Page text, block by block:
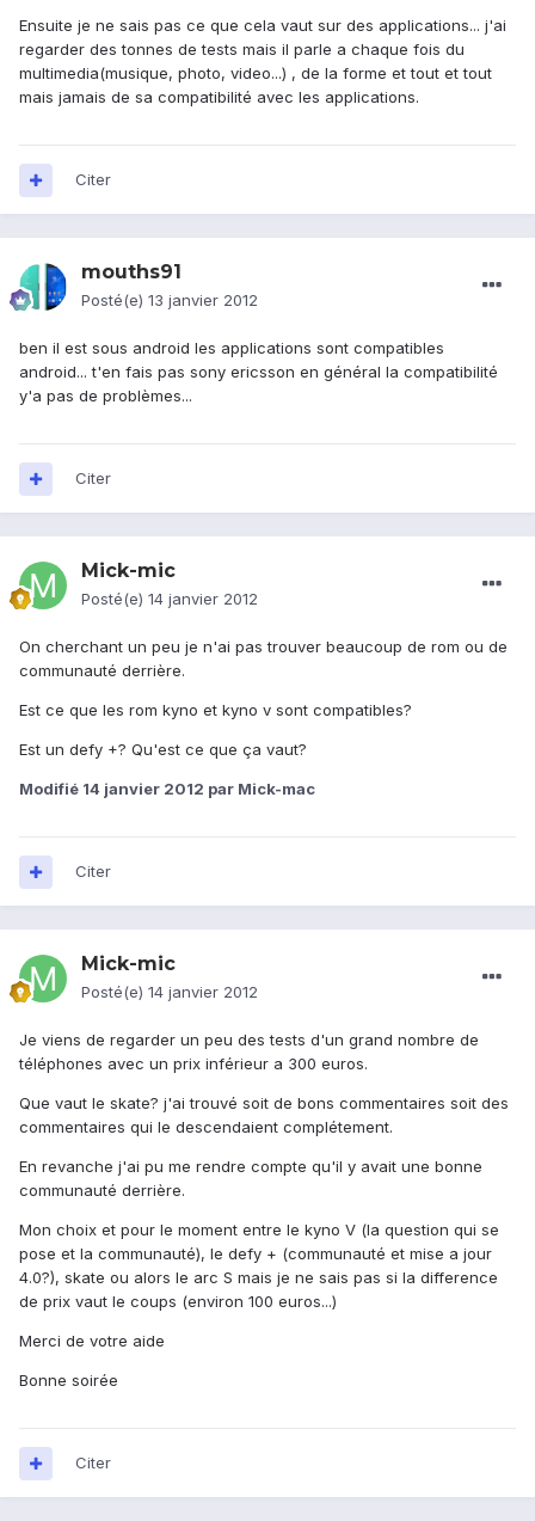
Ensuite je ne sais pas ce que cela vaut sur des applications... j'ai
regarder des tonnes de tests mais il parle a chaque fois du
multimedia(musique, photo, video...) , de la forme et tout et tout
mais jamais de sa compatibilité avec les applications.
Citer
mouths91
Posté(e) 13 janvier 2012
ben il est sous android les applications sont compatibles
android... t'en fais pas sony ericsson en général la compatibilité
y'a pas de problèmes...
Citer
Mick-mic
Posté(e) 14 janvier 2012
On cherchant un peu je n'ai pas trouver beaucoup de rom ou de
communauté derrière.
Est ce que les rom kyno et kyno v sont compatibles?
Est un defy +? Qu'est ce que ça vaut?
Modifié 14 janvier 2012 par Mick-mac
Citer
Mick-mic
Posté(e) 14 janvier 2012
Je viens de regarder un peu des tests d'un grand nombre de
téléphones avec un prix inférieur a 300 euros.
Que vaut le skate? j'ai trouvé soit de bons commentaires soit des
commentaires qui le descendaient complétement.
En revanche j'ai pu me rendre compte qu'il y avait une bonne
communauté derrière.
Mon choix et pour le moment entre le kyno V (la question qui se
pose et la communauté), le defy + (communauté et mise a jour
4.0?), skate ou alors le arc S mais je ne sais pas si la difference
de prix vaut le coups (environ 100 euros...)
Merci de votre aide
Bonne soirée
Citer